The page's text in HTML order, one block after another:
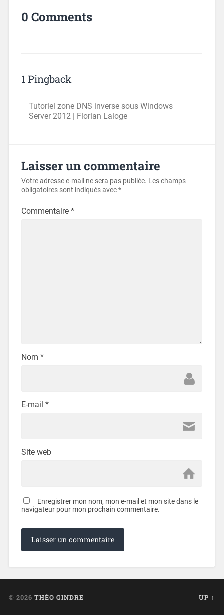
0 Comments
1 Pingback
Tutoriel zone DNS inverse sous Windows
Server 2012 | Florian Laloge
Laisser un commentaire
Votre adresse e-mail ne sera pas publiée. Les champs
obligatoires sont indiqués avec*
Commentaire *
Nom *
E-mail *
Site web
Enregistrer mon nom, mon e-mail et mon site dans le
navigateur pour mon prochain commentaire.
© 2026 THÉO GINDRE UP ↑